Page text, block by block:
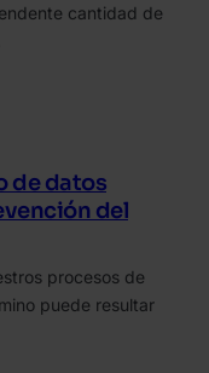
cantidad de
de datos
del
procesos de
puede resultar